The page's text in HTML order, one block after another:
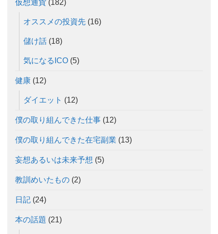
仮想通貨 (182)
オススメの投資先 (16)
儲け話 (18)
気になるICO (5)
健康 (12)
ダイエット (12)
僕の取り組んできた仕事 (12)
僕の取り組んできた在宅副業 (13)
妄想あるいは未来予想 (5)
教訓めいたもの (2)
日記 (24)
本の話題 (21)